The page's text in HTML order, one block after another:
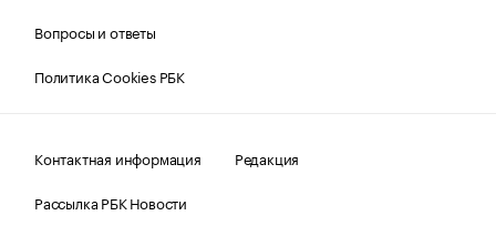
Вопросы и ответы
Политика Cookies РБК
Контактная информация
Редакция
Рассылка РБК Новости